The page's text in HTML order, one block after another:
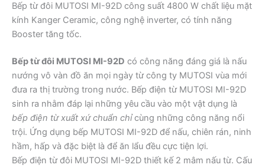
Bếp từ đôi MUTOSI MI-92D công suất 4800 W chất liệu mặt
kính Kanger Ceramic, công nghệ inverter, có tính năng
Booster tăng tốc.
Bếp từ đôi MUTOSI MI-92D có công năng đáng giá là nấu
nướng vô vàn đồ ăn mọi ngày từ công ty MUTOSI vùa mới
đưa ra thị trường trong nước. Bếp điện từ MUTOSI MI-92D
sinh ra nhằm đáp lại những yêu cầu vào một vật dụng là
bếp điện từ xuất xứ chuẩn chỉcùng những công năng nổi
trội. Ứng dụng bếp MUTOSI MI-92D để nấu, chiên rán, ninh
hầm, hấp và đặc biệt là để ăn lẩu đều cực tiện lợi.
Bếp điện từ đôi MUTOSI MI-92D thiết kế 2 mâm nấu từ. Cấu